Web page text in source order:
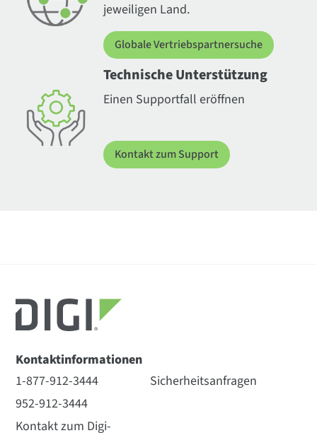
jeweiligen Land.
Globale Vertriebspartnersuche
Technische Unterstützung
Einen Supportfall eröffnen
Kontakt zum Support
Kontaktinformationen
1-877-912-3444
952-912-3444
Kontakt zum Digi-
Sicherheitsanfragen